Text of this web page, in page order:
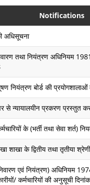
Notifications
अधिसूचना
तथा नियंत्रण अधिनियम
नियंत्रण बोर्ड की
से न्यायालयीन प्रकरण प्रस्तुत
के (भर्ती तथा सेवा शर्त)
शाखा के द्वितीय तथा तृतीया
एवं नियंत्रण) अधिनियम
कर्मचारियों की अनुसूची